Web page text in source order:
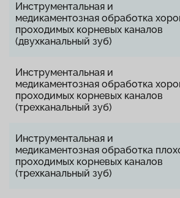
Инструментальная и
медикаментозная обработка
проходимых корневых каналов
(двухканальный зуб)
Инструментальная и
медикаментозная обработка
проходимых корневых каналов
(трехканальный зуб)
Инструментальная и
медикаментозная обработка
проходимых корневых каналов
(трехканальный зуб)